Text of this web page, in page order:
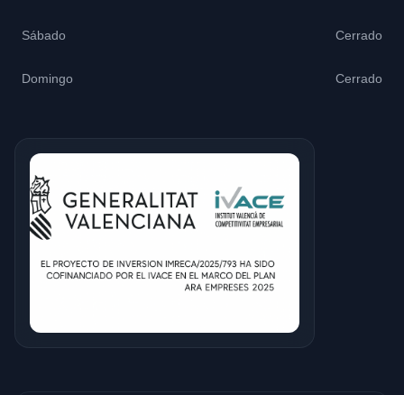
Sábado Cerrado
Domingo Cerrado